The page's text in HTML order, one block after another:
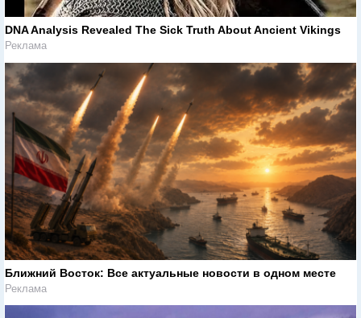
DNA Analysis Revealed The Sick Truth About Ancient Vikings
Реклама
Ближний Восток: Все актуальные новости в одном месте
Реклама